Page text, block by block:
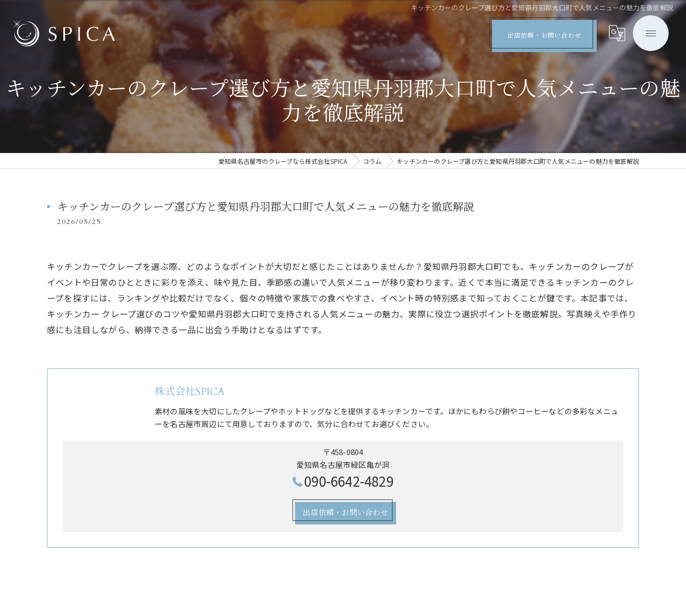
キッチンカーのクレープ選び方と愛知県丹羽郡大口町で人気メニューの魅力を徹底解説
出店依頼・お問い合わせ
キッチンカーのクレープ選び方と愛知県丹羽郡大口町で人気メニューの魅
力を徹底解説
愛知県名古屋市のクレープなら株式会社SPICA コラム キッチンカーのクレープ選び方と愛知県丹羽郡大口町で人気メニューの魅力を徹底解説
キッチンカーのクレープ選び方と愛知県丹羽郡大口町で人気メニューの魅力を徹底解説
2026/05/25
キッチンカーでクレープを選ぶ際、どのようなポイントが大切だと感じたことはありませんか？愛知県丹羽郡大口町でも、キッチンカーのクレープが
イベントや日常のひとときに彩りを添え、味や見た目、季節感の違いで人気メニューが移り変わります。近くで本当に満足できるキッチンカーのクレ
ープを探すには、ランキングや比較だけでなく、個々の特徴や家族での食べやすさ、イベント時の特別感まで知っておくことが鍵です。本記事では、
キッチンカー クレープ選びのコツや愛知県丹羽郡大口町で支持される人気メニューの魅力、実際に役立つ選択ポイントを徹底解説。写真映えや手作り
感にも注目しながら、納得できる一品に出会う手助けとなるはずです。
株式会社SPICA
素材の風味を大切にしたクレープやホットドッグなどを提供するキッチンカーです。ほかにもわらび餅やコーヒーなどの多彩なメニュ
ーを名古屋市周辺にて用意しておりますので、気分に合わせてお選びください。
〒458-0804
愛知県名古屋市緑区亀が洞
090-6642-4829
出店依頼・お問い合わせ